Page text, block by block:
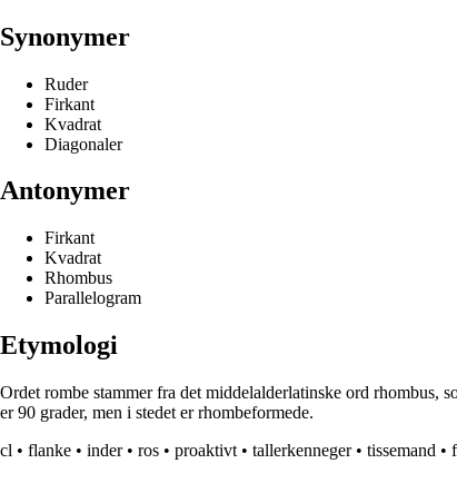
Synonymer
Ruder
Firkant
Kvadrat
Diagonaler
Antonymer
Firkant
Kvadrat
Rhombus
Parallelogram
Etymologi
Ordet rombe stammer fra det middelalderlatinske ord
er 90 grader, men i stedet er rhombeformede.
cl • flanke • inder• ros • proaktivt • tallerkenneger• tissemand •